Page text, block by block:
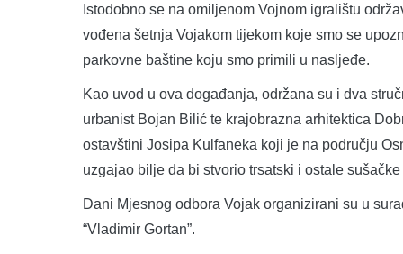
Istodobno se na omiljenom Vojnom igralištu
vođena šetnja Vojakom tijekom koje smo se
parkovne baštine koju smo primili u nasljeđe.
Kao uvod u ova događanja, održana su i dva
urbanist Bojan Bilić te krajobrazna arhitektica
ostavštini Josipa Kulfaneka koji je na području
uzgajao bilje da bi stvorio trsatski i ostale sušačke
Dani Mjesnog odbora Vojak organizirani su u
“Vladimir Gortan”.